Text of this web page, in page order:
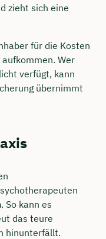
zieht sich eine
für die Kosten
aufkommen. Wer
verfügt, kann
übernimmt
. So kann es
das teure
hinunterfällt.